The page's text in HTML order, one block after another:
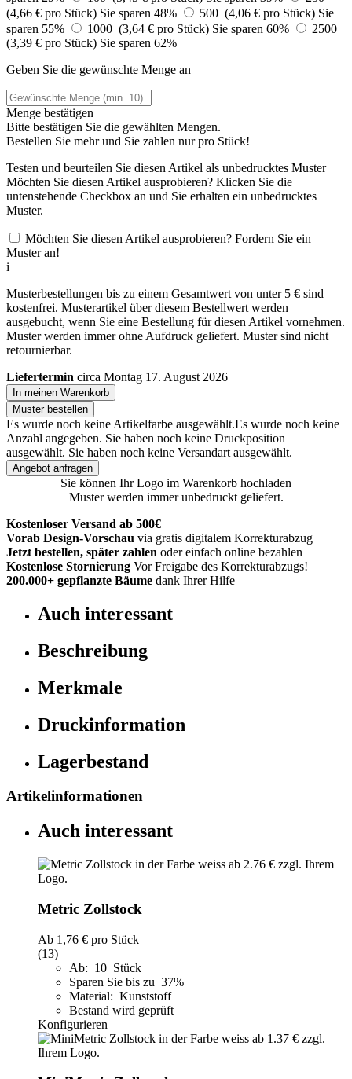
(4,66 € pro Stück) Sie sparen 48% 500 (4,06 € pro Stück) Sie
sparen 55%
1000 (3,64 € pro Stück) Sie sparen 60%
2500
(3,39 € pro Stück) Sie sparen 62%
Geben Sie die gewünschte Menge an
Menge bestätigen
Bitte bestätigen Sie die gewählten Mengen.
Bestellen Sie mehr und Sie zahlen nurpro Stück!
Testen und beurteilen Sie diesen Artikel als unbedrucktes Muster
Möchten Sie diesen Artikel ausprobieren? Klicken Sie die
untenstehende Checkbox an und Sie erhalten ein unbedrucktes
Muster.
Möchten Sie diesen Artikel ausprobieren? Fordern Sie ein
Muster an!
i
Musterbestellungen bis zu einem Gesamtwert von unter 5 € sind
kostenfrei. Musterartikel über diesem Bestellwert werden
ausgebucht, wenn Sie eine Bestellung für diesen Artikel vornehmen.
Muster werden immer ohne Aufdruck geliefert. Muster sind nicht
retournierbar.
Liefertermin circa Montag 17. August 2026
In meinen Warenkorb
Muster bestellen
Es wurde noch keine Artikelfarbe ausgewählt.Es wurde noch keine
Anzahl angegeben. Sie haben noch keine Druckposition
ausgewählt. Sie haben noch keine Versandart ausgewählt.
Angebot anfragen
Sie können Ihr Logo im Warenkorb hochladen
Muster werden immer unbedruckt geliefert.
Kostenloser Versand ab 500€
Vorab Design-Vorschau via gratis digitalem Korrekturabzug
Jetzt bestellen, später zahlen oder einfach online bezahlen
Kostenlose Stornierung Vor Freigabe des Korrekturabzugs!
200.000+ gepflanzte Bäume dank Ihrer Hilfe
Auch interessant
Beschreibung
Merkmale
Druckinformation
Lagerbestand
Artikelinformationen
Auch interessant
Metric Zollstock
Ab 1,76 € pro Stück
(13)
Ab: 10 Stück
Sparen Sie bis zu 37%
Material: Kunststoff
Bestand wird geprüft
Konfigurieren